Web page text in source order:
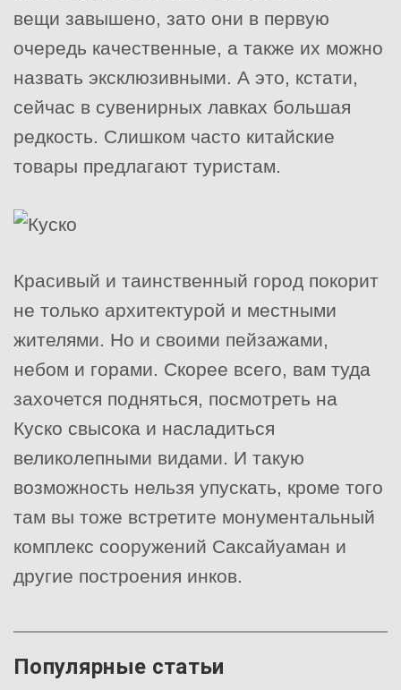
вещи завышено, зато они в первую
очередь качественные, а также их можно
назвать эксклюзивными. А это, кстати,
сейчас в сувенирных лавках большая
редкость. Слишком часто китайские
товары предлагают туристам.
Красивый и таинственный город покорит
не только архитектурой и местными
жителями. Но и своими пейзажами,
небом и горами. Скорее всего, вам туда
захочется подняться, посмотреть на
Куско свысока и насладиться
великолепными видами. И такую
возможность нельзя упускать, кроме того
там вы тоже встретите монументальный
комплекс сооружений Саксайуаман и
другие построения инков.
Популярные статьи